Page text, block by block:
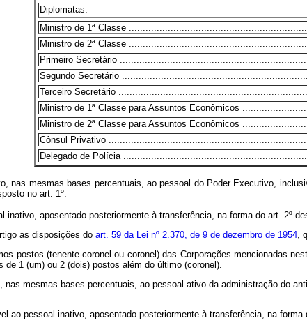
Diplomatas:
Ministro de 1ª Classe
Ministro de 2ª Classe
Primeiro Secretário
Segundo Secretário
Terceiro Secretário
Ministro de 1ª Classe para Assuntos Econômicos
Ministro de 2ª Classe para Assuntos Econômicos
Cônsul Privativo
Delegado de Polícia
nas mesmas bases percentuais, ao pessoal do Poder Executivo,
no art. 1º.
aposentado posteriormente à transferência, na forma do art. 2º
as disposições do art. 59 da Lei nº 2.370, de 9 de dezembro de 1954,
(tenente-coronel ou coronel) das Corporações mencionadas
1 (um) ou 2 (dois) postos além do último (coronel).
mesmas bases percentuais, ao pessoal ativo da administração do
pessoal inativo, aposentado posteriormente à transferência, na forma